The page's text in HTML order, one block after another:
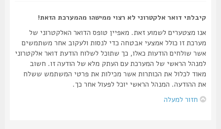
קיבלתי דואר אלקטרוני לא רצוי ממישהו מהמערכת הזאת!
אנו מצטערים לשמוע זאת. מאפיין טופס הדואר האלקטרוני של
מערכת זו כולל אמצעי אבטחה כדי לנסות ולעקוב אחר משתמשים
אשר שולחים הודעות כאלו, כך שתוכל לשלוח הודעת דואר אלקטרוני
למנהל הראשי של המערכת עם העתק מלא של הודעה זו. חשוב
מאוד לכלול את הכותרות אשר מכילות את פרטי המשתמש ששלח
את ההודעה. המנהל הראשי יוכל לפעול אחר כך.
חזור למעלה